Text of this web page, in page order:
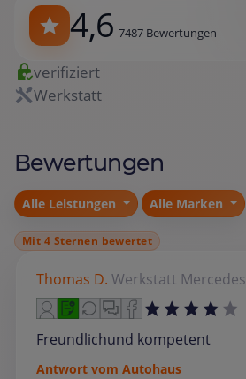
4,6 7487 Bewertungen
verifiziert
Werkstatt
Bewertungen
Alle Leistungen Alle Marken
Mit 4 Sternen bewertet
Thomas D. Werkstatt Mercedes
Freundlichund kompetent
Antwort vom Autohaus